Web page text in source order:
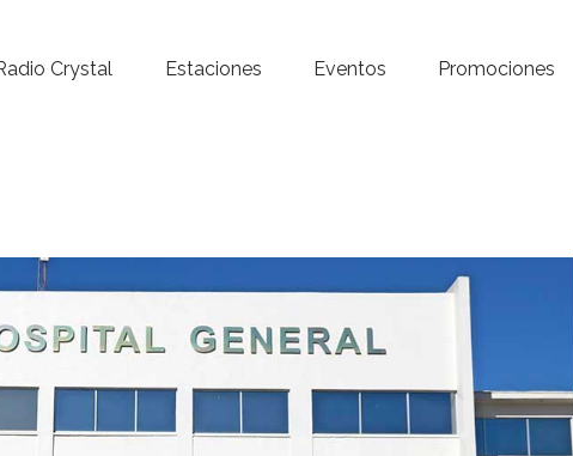
Crystal Estaciones Eventos Promociones
Noticias
Para ti
Contacto